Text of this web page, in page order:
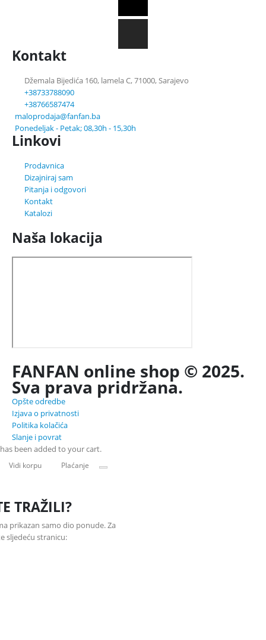
Kontakt
Džemala Bijedića 160, lamela C, 71000, Sarajevo
+38733788090
+38766587474
maloprodaja@fanfan.ba
Ponedeljak - Petak; 08,30h - 15,30h
Linkovi
Prodavnica
Dizajniraj sam
Pitanja i odgovori
Kontakt
Katalozi
Naša lokacija
FANFAN online shop © 2025.
Sva prava pridržana.
Opšte odredbe
Izjava o privatnosti
Politika kolačića
Slanje i povrat
has been added to your cart.
Vidi korpu Plaćanje
TRAŽILI?
prikazan samo dio ponude. Za
sljedeću stranicu: